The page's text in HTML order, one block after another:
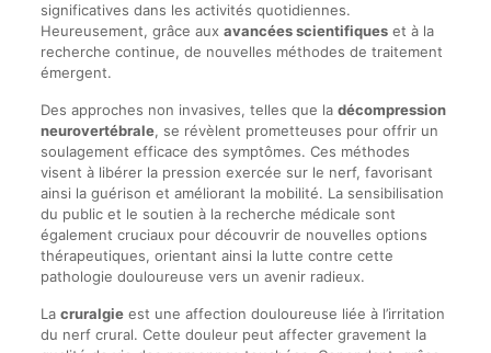
significatives dans les activités quotidiennes.
Heureusement, grâce aux avancées scientifiqueset à la
recherche continue, de nouvelles méthodes de traitement
émergent.
Des approches non invasives, telles que la décompression
neurovertébrale, se révèlent prometteuses pour offrir un
soulagement efficace des symptômes. Ces méthodes
visent à libérer la pression exercée sur le nerf, favorisant
ainsi la guérison et améliorant la mobilité. La sensibilisation
du public et le soutien à la recherche médicale sont
également cruciaux pour découvrir de nouvelles options
thérapeutiques, orientant ainsi la lutte contre cette
pathologie douloureuse vers un avenir radieux.
La cruralgieest une affection douloureuse liée à l’irritation
du nerf crural. Cette douleur peut affecter gravement la